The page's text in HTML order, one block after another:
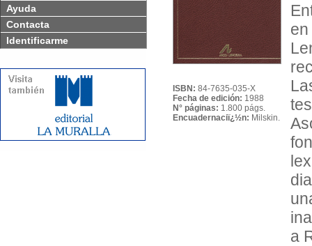
Ayuda
Contacta
Identificarme
ISBN: 84-7635-035-X
Fecha de edición: 1988
N° páginas: 1.800 págs.
Encuadernaciï¿½n: Milskin.
a